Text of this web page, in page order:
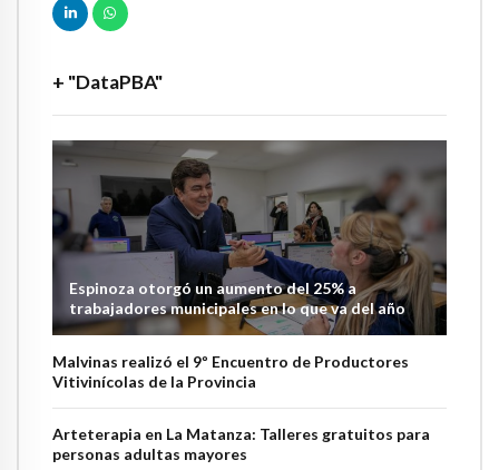
+ "DataPBA"
Espinoza otorgó un aumento del 25% a
trabajadores municipales en lo que va del año
Malvinas realizó el 9º Encuentro de Productores
Vitivinícolas de la Provincia
Arteterapia en La Matanza: Talleres gratuitos para
personas adultas mayores